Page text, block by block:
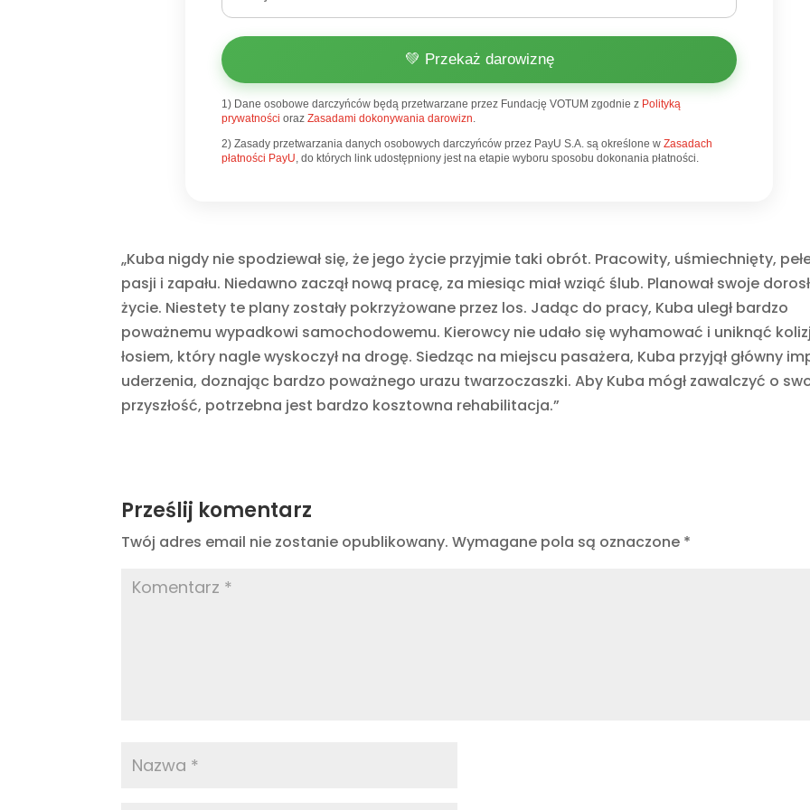
💚 Przekaż darowiznę
1) Dane osobowe darczyńców będą przetwarzane przez Fundację VOTUM zgodnie z Polityką
prywatności orazZasadami dokonywania darowizn.
2) Zasady przetwarzania danych osobowych darczyńców przez PayU S.A. są określone wZasadach
płatności PayU, do których link udostępniony jest na etapie wyboru sposobu dokonania płatności.
„Kuba nigdy nie spodziewał się, że jego życie przyjmie taki obrót. Pracowity, uśmiechnięty,
pasji i zapału. Niedawno zaczął nową pracę, za miesiąc miał wziąć ślub. Planował swoje
życie. Niestety te plany zostały pokrzyżowane przez los. Jadąc do pracy, Kuba uległ bardzo
poważnemu wypadkowi samochodowemu. Kierowcy nie udało się wyhamować i uniknąć
łosiem, który nagle wyskoczył na drogę. Siedząc na miejscu pasażera, Kuba przyjął główny
uderzenia, doznając bardzo poważnego urazu twarzoczaszki. Aby Kuba mógł zawalczyć o
przyszłość, potrzebna jest bardzo kosztowna rehabilitacja.”
Prześlij komentarz
Twój adres email nie zostanie opublikowany. Wymagane pola są oznaczone *